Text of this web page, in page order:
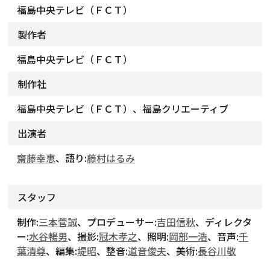
福島中央テレビ（ＦＣＴ）
製作者
福島中央テレビ（ＦＣＴ）
制作社
福島中央テレビ（ＦＣＴ）、福島クリエーティブ
出演者
齋藤幸恵、語り:藤村はるみ
スタッフ
制作:三本菅誠、プロデューサー:吉田信秋、ディレクタ
ー:水谷暢男、撮影:冠木孝之、照明:岡部一浩、音声:千
葉清尊、編集:堤昭、整音:道音俊夫、美術:長谷川敬